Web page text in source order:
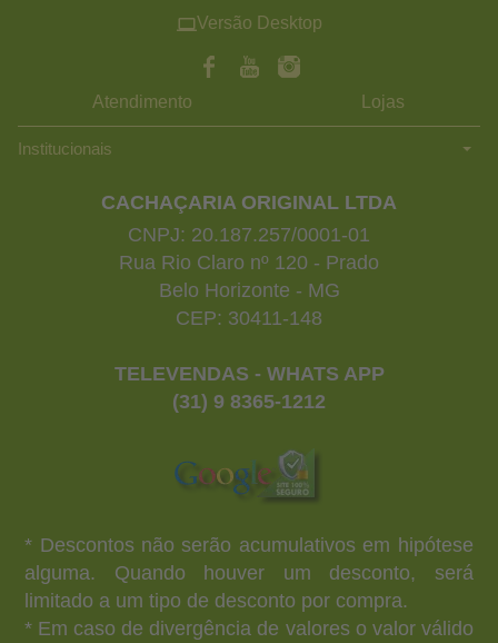
Versão Desktop
Atendimento Lojas
Institucionais
CACHAÇARIA ORIGINAL LTDA
CNPJ: 20.187.257/0001-01
Rua Rio Claro nº 120 - Prado
Belo Horizonte - MG
CEP: 30411-148
TELEVENDAS - WHATS APP
(31) 9 8365-1212
* Descontos não serão acumulativos em hipótese
alguma. Quando houver um desconto, será
limitado a um tipo de desconto por compra.
* Em caso de divergência de valores o valor válido